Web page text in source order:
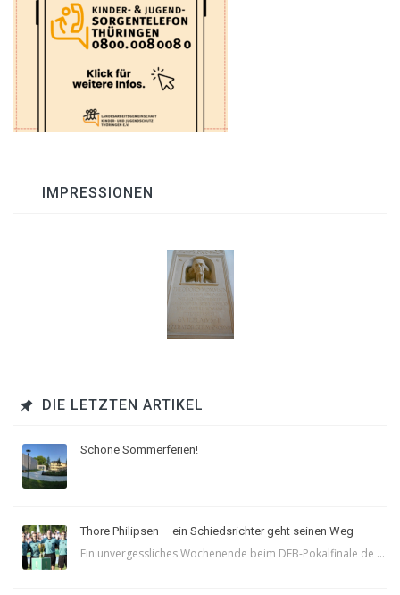
IMPRESSIONEN
DIE LETZTEN ARTIKEL
Schöne Sommerferien!
Thore Philipsen – ein Schiedsrichter geht seinen Weg
Ein unvergessliches Wochenende beim DFB-Pokalfinale de ...